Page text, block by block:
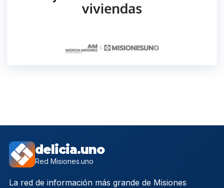
delicia.uno
Red Misiones.uno
La red de información más grande de Misiones